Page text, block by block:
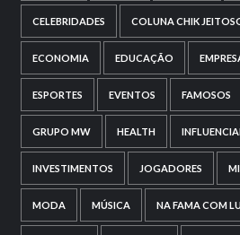
CELEBRIDADES COLUNA CHIK
ECONOMIA EDUCAÇÃO
ESPORTES EVENTOS FAMOSOS
GRUPO MW HEALTH
INVESTIMENTOS JOGADORES
MODA MÚSICA NA FAMA COM